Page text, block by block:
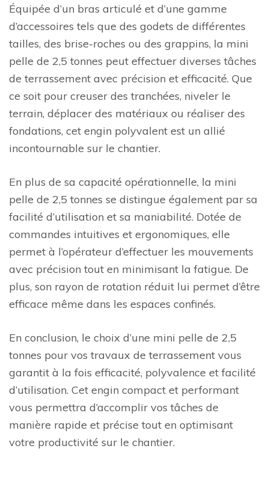
Équipée d’un bras articulé et d’une gamme
d’accessoires tels que des godets de différentes
tailles, des brise-roches ou des grappins, la mini
pelle de 2,5 tonnes peut effectuer diverses tâches
de terrassement avec précision et efficacité. Que
ce soit pour creuser des tranchées, niveler le
terrain, déplacer des matériaux ou réaliser des
fondations, cet engin polyvalent est un allié
incontournable sur le chantier.
En plus de sa capacité opérationnelle, la mini
pelle de 2,5 tonnes se distingue également par sa
facilité d’utilisation et sa maniabilité. Dotée de
commandes intuitives et ergonomiques, elle
permet à l’opérateur d’effectuer les mouvements
avec précision tout en minimisant la fatigue. De
plus, son rayon de rotation réduit lui permet d’être
efficace même dans les espaces confinés.
En conclusion, le choix d’une mini pelle de 2,5
tonnes pour vos travaux de terrassement vous
garantit à la fois efficacité, polyvalence et facilité
d’utilisation. Cet engin compact et performant
vous permettra d’accomplir vos tâches de
manière rapide et précise tout en optimisant
votre productivité sur le chantier.